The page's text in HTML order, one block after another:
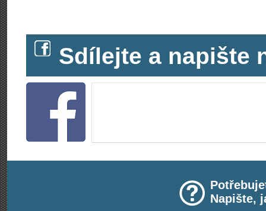
Sdílejte a napište
Napište,